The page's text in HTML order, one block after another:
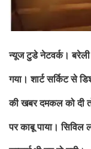
न्यूज टुडे नेटवर्क।
गया। शार्ट सर्किट से
की खबर दमकल को दी
पर काबू पाया।